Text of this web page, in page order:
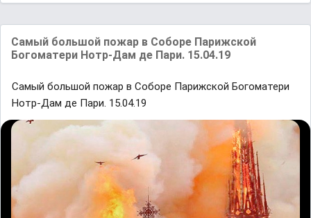
Самый большой пожар в Соборе Парижской
Богоматери Нотр-Дам де Пари. 15.04.19
Самый большой пожар в Соборе Парижской Богоматери
Нотр-Дам де Пари. 15.04.19